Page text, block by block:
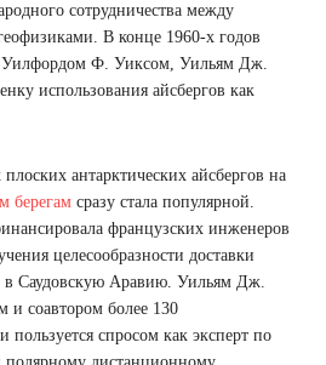
сотрудничества между
В конце 1960-х годов
Уилфордом Ф. Уиксом, Уильям Дж.
использования айсбергов как
антарктических айсбергов на
берегам сразу стала популярной.
французских инженеров
целесообразности доставки
в Саудовскую Аравию. Уильям Дж.
и соавтором более 130
пользуется спросом как эксперт по